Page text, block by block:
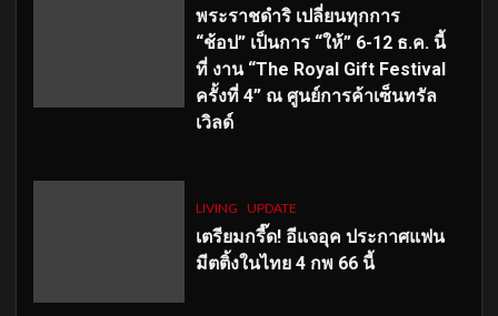
พระราชดำริ เปลี่ยนทุกการ
“ช้อป” เป็นการ “ให้” 6-12 ธ.ค. นี้
ที่ งาน “The Royal Gift Festival
ครั้งที่ 4” ณ ศูนย์การค้าเซ็นทรัล
เวิลด์
LIVING UPDATE
เตรียมกรี๊ด! อีแจอุค ประกาศแฟน
มีตติ้งในไทย 4 กพ 66 นี้